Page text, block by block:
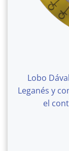
Lobo
Leganés y
el